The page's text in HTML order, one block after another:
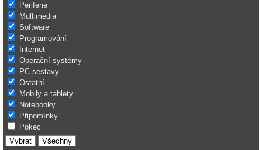
Periferie
Multimédia
Software
Programování
Internet
Operační systémy
PC sestavy
Ostatní
Mobily a tablety
Notebooky
Připomínky
Pokec